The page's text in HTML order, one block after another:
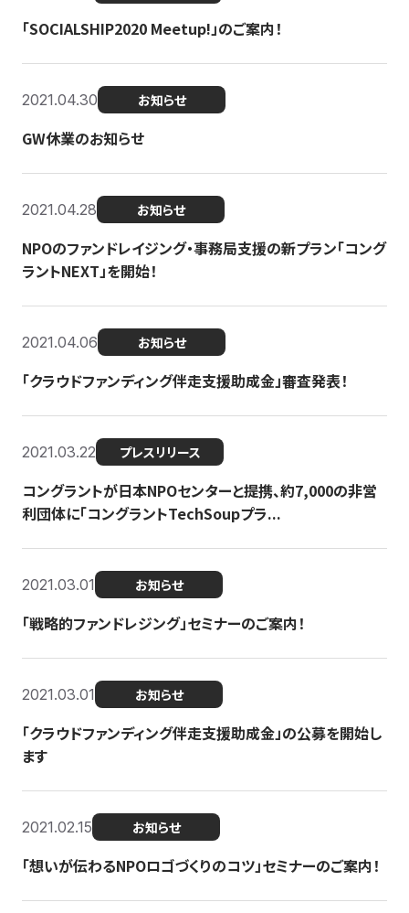
「SOCIALSHIP2020 Meetup!」のご案内！
2021.04.30 お知らせ
GW休業のお知らせ
2021.04.28 お知らせ
NPOのファンドレイジング・事務局支援の新プラン「コング
ラントNEXT」を開始！
2021.04.06 お知らせ
「クラウドファンディング伴走支援助成金」審査発表！
2021.03.22 プレスリリース
コングラントが日本NPOセンターと提携、約7,000の非営
利団体に「コングラントTechSoupプラ...
2021.03.01 お知らせ
「戦略的ファンドレジング」セミナーのご案内！
2021.03.01 お知らせ
「クラウドファンディング伴走支援助成金」の公募を開始し
ます
2021.02.15 お知らせ
「想いが伝わるNPOロゴづくりのコツ」セミナーのご案内！